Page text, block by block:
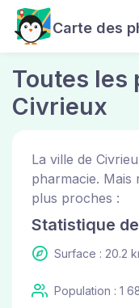
Carte des
Toutes les
Civrieux
La ville de
pharmacie. Mais
plus proches :
Statistique
Surface : 20.2
Population : 1